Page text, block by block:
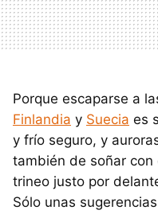
Porque escaparse a
Finlandia y Suecia es
y frío seguro, y
también de soñar con
trineo justo por
Sólo unas